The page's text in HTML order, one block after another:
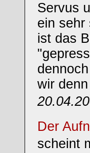
Servus
ein sehr
ist das
wir
Der
scheint